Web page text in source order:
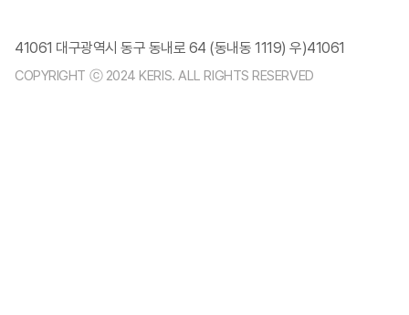
41061 대구광역시 동구 동내로 64 (동내동 1119) 우)41061
COPYRIGHT ⓒ 2024 KERIS. ALL RIGHTS RESERVED